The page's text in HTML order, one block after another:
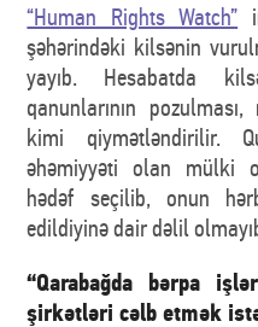
“Human Rights Watch”
şəhərindəki kilsənin
yayıb. Hesabatda
qanunlarının
kimi qiymətləndirilir.
əhəmiyyəti olan mülki
hədəf seçilib, onun
edildiyinə dair dəlil
“Qarabağda bərpa
şirkətləri cəlb etmək